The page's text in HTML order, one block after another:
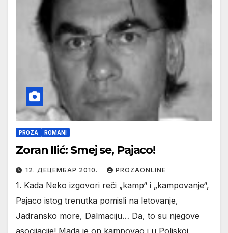
PROZA ROMANI
Zoran Ilić: Smej se, Pajaco!
12. ДЕЦЕМБАР 2010. PROZAONLINE
1. Kada Neko izgovori reči „kamp“ i „kampovanje“,
Pajaco istog trenutka pomisli na letovanje,
Jadransko more, Dalmaciju… Da, to su njegove